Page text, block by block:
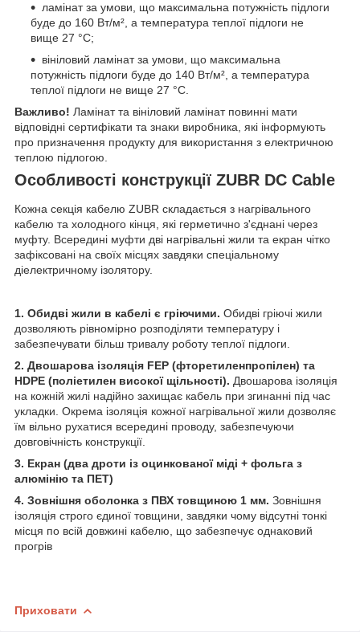
ламінат за умови, що максимальна потужність підлоги
буде до 160 Вт/м², а температура теплої підлоги не
вище 27 °C;
вініловий ламінат за умови, що максимальна
потужність підлоги буде до 140 Вт/м², а температура
теплої підлоги не вище 27 °C.
Важливо! Ламінат та вініловий ламінат повинні мати
відповідні сертифікати та знаки виробника, які інформують
про призначення продукту для використання з електричною
теплою підлогою.
Особливості конструкції ZUBR DC Cable
Кожна секція кабелю ZUBR складається з нагрівального
кабелю та холодного кінця, які герметично з'єднані через
муфту. Всередині муфти дві нагрівальні жили та екран чітко
зафіксовані на своїх місцях завдяки спеціальному
діелектричному ізолятору.
1. Обидві жили в кабелі є гріючими. Обидві гріючі жили
дозволяють рівномірно розподіляти температуру і
забезпечувати більш тривалу роботу теплої підлоги.
2. Двошарова ізоляція FEP (фторетиленпропілен) та
HDPE (поліетилен високої щільності). Двошарова ізоляція
на кожній жилі надійно захищає кабель при згинанні під час
укладки. Окрема ізоляція кожної нагрівальної жили дозволяє
їм вільно рухатися всередині проводу, забезпечуючи
довговічність конструкції.
3. Екран (два дроти із оцинкованої міді + фольга з
алюмінію та ПЕТ)
4. Зовнішня оболонка з ПВХ товщиною 1 мм. Зовнішня
ізоляція строго єдиної товщини, завдяки чому відсутні тонкі
місця по всій довжині кабелю, що забезпечує однаковий
прогрів
Приховати